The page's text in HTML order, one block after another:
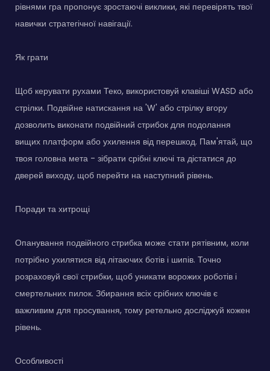
рівнями гра пропонує зростаючі виклики, які перевірять твої
навички стратегічної навігації.
Як грати
Щоб керувати рухами Теко, використовуй клавіші WASD або
стрілки. Подвійне натискання на 'W' або стрілку вгору
дозволить виконати подвійний стрибок для подолання
вищих платформ або ухилення від перешкод. Пам'ятай, що
твоя головна мета - зібрати срібні ключі та дістатися до
дверей виходу, щоб перейти на наступний рівень.
Поради та хитрощі
Опанування подвійного стрибка може стати рятівним, коли
потрібно ухилятися від літаючих ботів і шипів. Точно
розраховуй свої стрибки, щоб уникати ворожих роботів і
смертельних пилок. Збирання всіх срібних ключів є
важливим для просування, тому ретельно досліджуй кожен
рівень.
Особливості